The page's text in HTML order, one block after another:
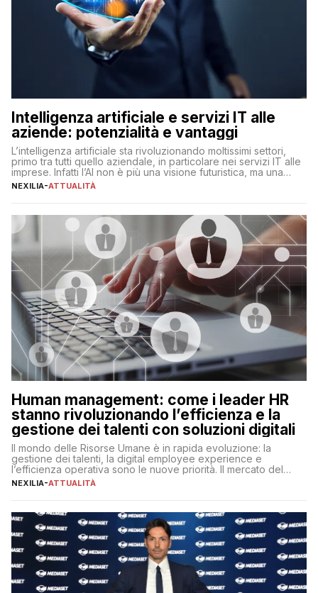
Intelligenza artificiale e servizi IT alle
aziende: potenzialità e vantaggi
L’intelligenza artificiale sta rivoluzionando moltissimi settori,
primo tra tutti quello aziendale, in particolare nei servizi IT alle
imprese. Infatti l’AI non è più una visione futuristica, ma una
realtà operativa che sta portando a un cambio significativo in
operazioni, bensì comporta […]
NEXILIA-ATTUALITÀ
Human management: come i leader HR
stanno rivoluzionando l’efficienza e la
gestione dei talenti con soluzioni digitali
Il mondo delle Risorse Umane è in rapida evoluzione: la
gestione dei talenti, la digital employee experience e
l’efficienza operativa sono le nuove priorità. Il mercato del
lavoro, d’altra parte, è sempre più competitivo con una lotta
NEXILIA-ATTUALITÀ